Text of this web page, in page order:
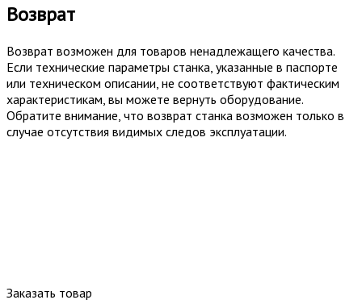
Возврат
Возврат возможен для товаров ненадлежащего качества.
Если технические параметры станка, указанные в паспорте
или техническом описании, не соответствуют фактическим
характеристикам, вы можете вернуть оборудование.
Обратите внимание, что возврат станка возможен только в
случае отсутствия видимых следов эксплуатации.
Заказать товар